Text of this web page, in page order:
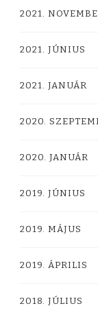
2021.
2021. JÚNIUS
2021. JANUÁR
2020.
2020. JANUÁR
2019. JÚNIUS
2019. MÁJUS
2019. ÁPRILIS
2018. JÚLIUS